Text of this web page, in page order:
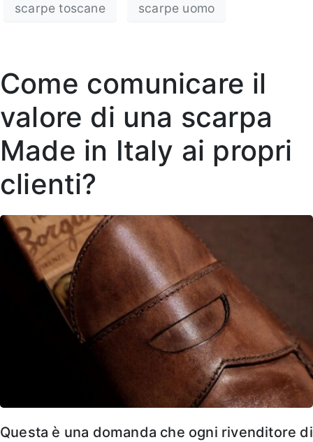
scarpe toscane
scarpe uomo
Come comunicare il
valore di una scarpa
Made in Italy ai propri
clienti?
Questa è una domanda che ogni rivenditore di